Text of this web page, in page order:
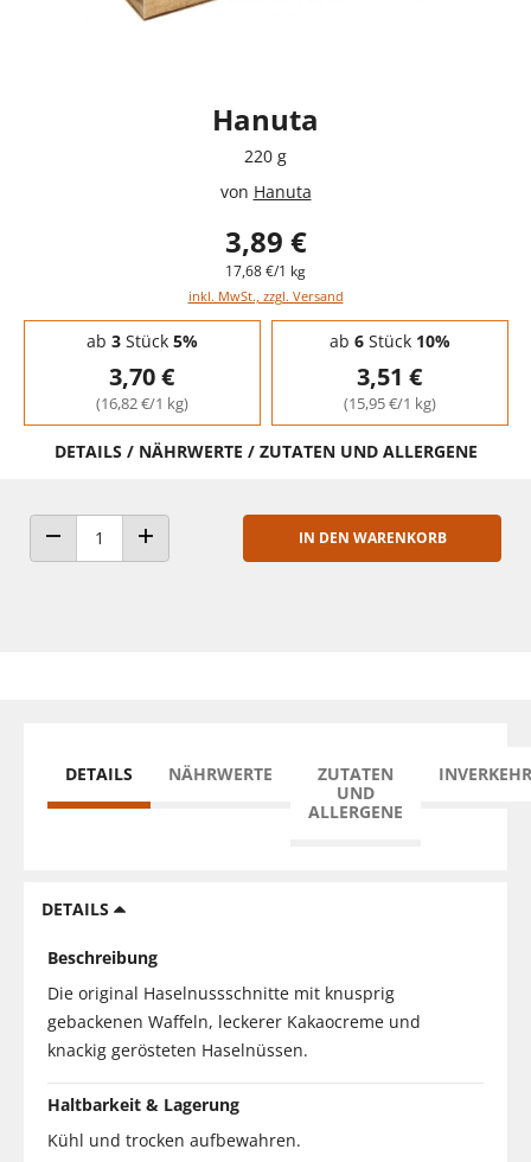
Hanuta
220 g
von Hanuta
3,89 €
17,68 €/1 kg
inkl. MwSt., zzgl. Versand
Staffelpreise - Mengenrabatt
ab 3Stück 5%
3,70 €
(16,82 €/1 kg)
ab 6Stück 10%
3,51 €
(15,95 €/1 kg)
DETAILS / NÄHRWERTE / ZUTATEN UND ALLERGENE
ANZAHL VERRINGERNANZAHL ERHÖHEN
IN DEN WARENKORB
DETAILS NÄHRWERTE
ZUTATEN
UND
ALLERGENE
DETAILS
Beschreibung
Die original Haselnussschnitte mit knusprig
gebackenen Waffeln, leckerer Kakaocreme und
knackig gerösteten Haselnüssen.
Haltbarkeit & Lagerung
Kühl und trocken aufbewahren.